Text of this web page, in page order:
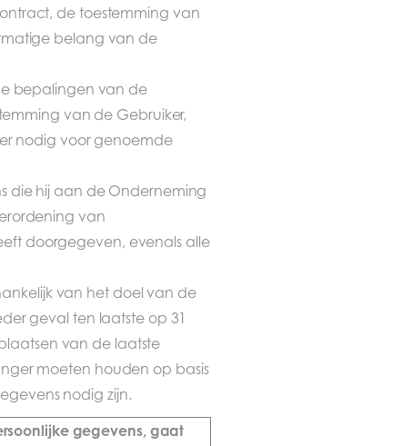
de toestemming van
belang van de
bepalingen van de
van de Gebruiker,
nodig voor genoemde
die hij aan de Onderneming
van
doorgegeven, evenals alle
van het doel van de
geval ten laatste op 31
van de laatste
moeten houden op basis
nodig zijn.
gegevens, gaat